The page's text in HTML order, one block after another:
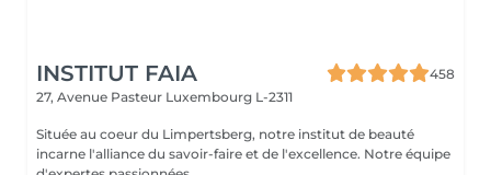
INSTITUT FAIA
458
27, Avenue Pasteur Luxembourg L-2311
Située au coeur du Limpertsberg, notre institut de beauté
incarne l'alliance du savoir-faire et de l'excellence. Notre équipe